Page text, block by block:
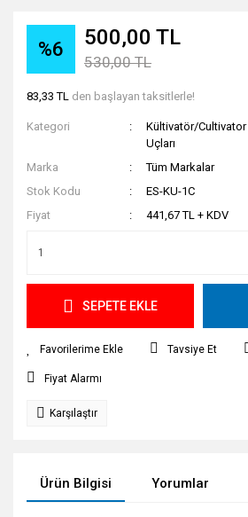
%6 500,00 TL
530,00 TL
83,33 TL den başlayan taksitlerle!
Kategori Kültivatör/Cultivator
Uçları
Marka
Tüm Markalar
Stok Kodu
ES-KU-1C
Fiyat
441,67 TL + KDV
SEPETE EKLE
Tavsiye Et
Fiyat Alarmı
Karşılaştır
Ürün Bilgisi Yorumlar